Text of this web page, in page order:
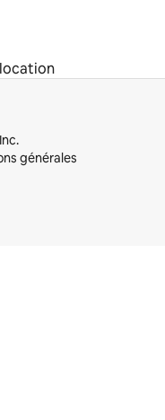
générales